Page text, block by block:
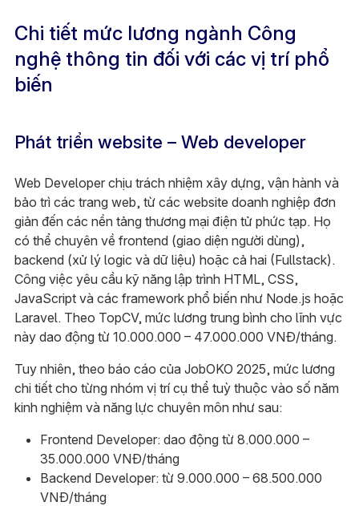
Chi tiết mức lương ngành Công
nghệ thông tin đối với các vị trí phổ
biến
Phát triển website – Web developer
Web Developer chịu trách nhiệm xây dựng, vận hành và
bảo trì các trang web, từ các website doanh nghiệp đơn
giản đến các nền tảng thương mại điện tử phức tạp. Họ
có thể chuyên về frontend (giao diện người dùng),
backend (xử lý logic và dữ liệu) hoặc cả hai (Fullstack).
Công việc yêu cầu kỹ năng lập trình HTML, CSS,
JavaScript và các framework phổ biến như Node.js hoặc
Laravel. Theo TopCV, mức lương trung bình cho lĩnh vực
này dao động từ 10.000.000 – 47.000.000 VNĐ/tháng.
Tuy nhiên, theo báo cáo của JobOKO 2025, mức lương
chi tiết cho từng nhóm vị trí cụ thể tuỳ thuộc vào số năm
kinh nghiệm và năng lực chuyên môn như sau:
Frontend Developer: dao động từ 8.000.000 –
35.000.000 VNĐ/tháng
Backend Developer: từ 9.000.000 – 68.500.000
VNĐ/tháng